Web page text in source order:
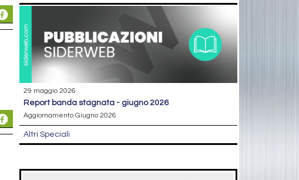
29 maggio 2026
report banda stagnata - giugno 2026
Aggiornamento Giugno 2026
Altri Speciali